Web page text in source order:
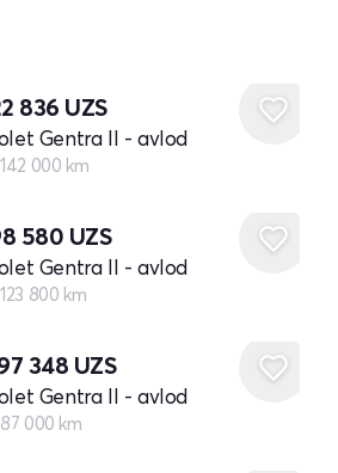
836 UZS
Gentra II - avlod
142 000 km
580 UZS
Gentra II - avlod
123 800 km
348 UZS
Gentra II - avlod
87 000 km